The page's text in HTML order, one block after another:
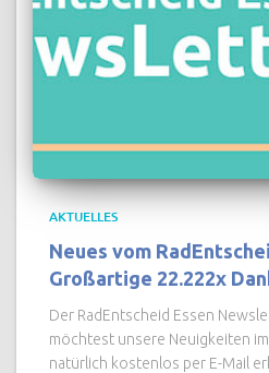
AKTUELLES
Neues vom
Großartige 22.222x
Der RadEntscheid Essen
möchtest unsere Neuigkeiten
natürlich kostenlos per E-Mail